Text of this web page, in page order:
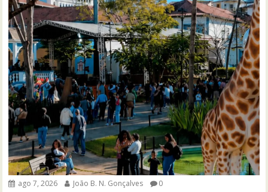
ago 7, 2026 João B. N. Gonçalves 0